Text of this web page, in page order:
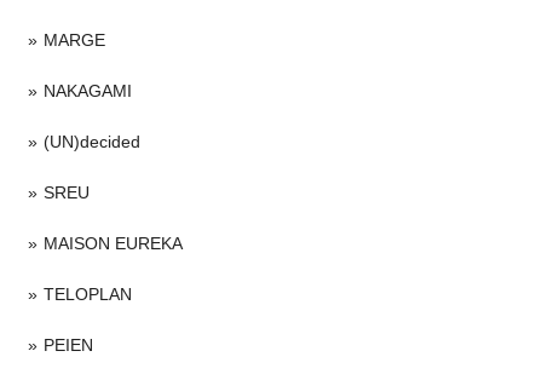
MARGE
NAKAGAMI
(UN)decided
SREU
MAISON EUREKA
TELOPLAN
PEIEN